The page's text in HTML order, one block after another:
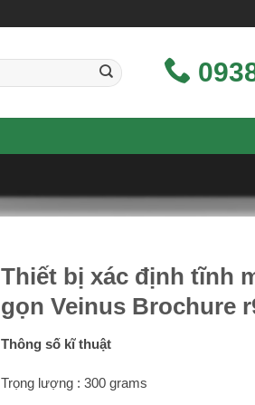
Thiết bị xác định tĩnh
gọn Veinus Brochure
Thông số kĩ thuật
Trọng lượng : 300 grams